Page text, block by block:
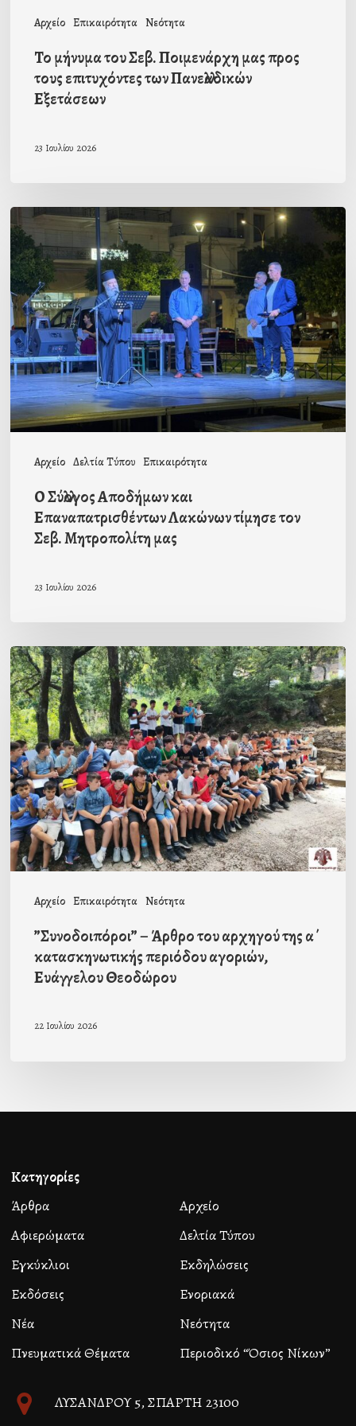
Αρχείο Επικαιρότητα Νεότητα
Πανελλαδικών
Εξετάσεων
Το μήνυμα του Σεβ. Ποιμενάρχη μας προς
τους επιτυχόντες των Πανελλαδικών
Εξετάσεων
23 Ιουλίου 2026
Αρχείο Δελτία Τύπου Επικαιρότητα
Ο
Σύλλογος
Αποδήμων
και
Επαναπατρισθέντων
Λακώνων
τίμησε
τον
Σεβ.
Ο Σύλλογος Αποδήμων και
Επαναπατρισθέντων Λακώνων τίμησε τον
Σεβ. Μητροπολίτη μας
23 Ιουλίου 2026
Αρχείο Επικαιρότητα Νεότητα
”Συνοδοιπόροι”
–
Άρθρο
του
αρχηγού
της
α΄
κατασκηνωτικής
περιόδου
Ευάγγελου
Θεοδώρου
”Συνοδοιπόροι” – Άρθρο του αρχηγού της α΄
κατασκηνωτικής περιόδου αγοριών,
Ευάγγελου Θεοδώρου
22 Ιουλίου 2026
Κατηγορίες
Άρθρα
Αρχείο
Αφιερώματα
Δελτία Τύπου
Εγκύκλιοι
Εκδηλώσεις
Εκδόσεις
Ενοριακά
Νέα
Νεότητα
Πνευματικά Θέματα
Περιοδικό “Όσιος Νίκων”
ΛΥΣΑΝΔΡΟΥ 5, ΣΠΑΡΤΗ 23100